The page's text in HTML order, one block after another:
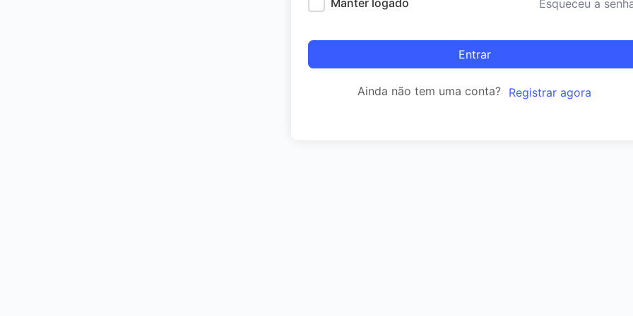
Manter logado Esqueceu a
Entrar
Ainda não tem uma conta? Registrar agora